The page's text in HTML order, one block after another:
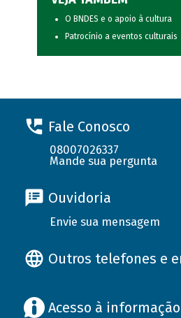
O BNDES e o apoio à cultura
Patrocínio a eventos culturais
Fale Conosco
08007026337
Mande sua pergunta
Ouvidoria
Envie sua mensagem
Outros telefones e
Acesso à informação